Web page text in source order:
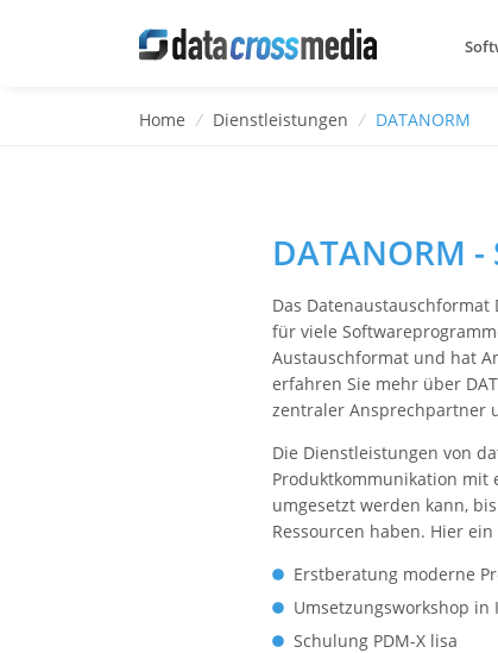
Home / Dienstleistungen / DATANORM
DATANORM
Das
für viele
Austauschformat und hat
erfahren Sie mehr über
zentraler Ansprechpartner
Die Dienstleistungen von
Produktkommunikation mit
umgesetzt werden kann,
Ressourcen haben. Hier
Erstberatung moderne
Umsetzungsworkshop
Schulung PDM-X lisa